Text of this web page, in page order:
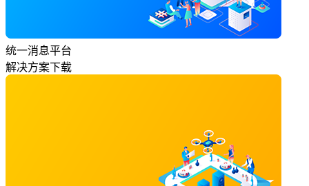
统一消息平台
解决方案下载